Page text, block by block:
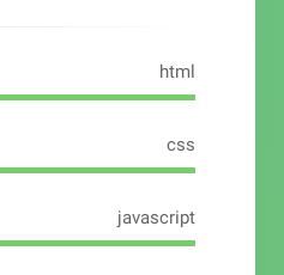
html
css
javascript